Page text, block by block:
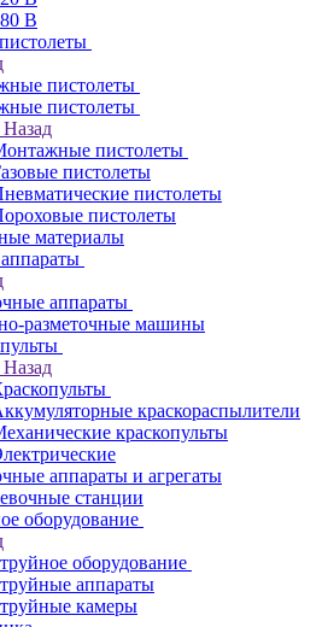
В
пистолеты
пистолеты
Назад
пистолеты
пистолеты
пистолеты
пистолеты
материалы
аппараты
разметочные машины
Назад
краскораспылители
краскопульты
аппараты и агрегаты
станции
оборудование
оборудование
аппараты
камеры